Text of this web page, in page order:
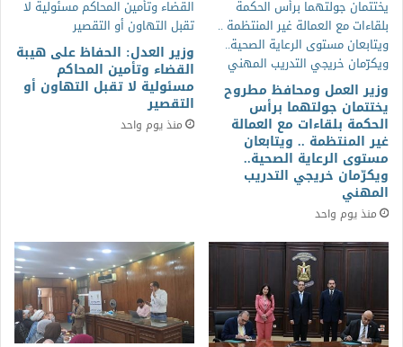
وزير العمل ومحافظ مطروح
يختتمان جولتهما برأس
الحكمة بلقاءات مع العمالة
غير المنتظمة .. ويتابعان
مستوى الرعاية الصحية..
ويكرّمان خريجي التدريب
المهني
منذ يوم واحد
وزير العدل: الحفاظ على هيبة
القضاء وتأمين المحاكم
مسئولية لا تقبل التهاون أو
التقصير
منذ يوم واحد